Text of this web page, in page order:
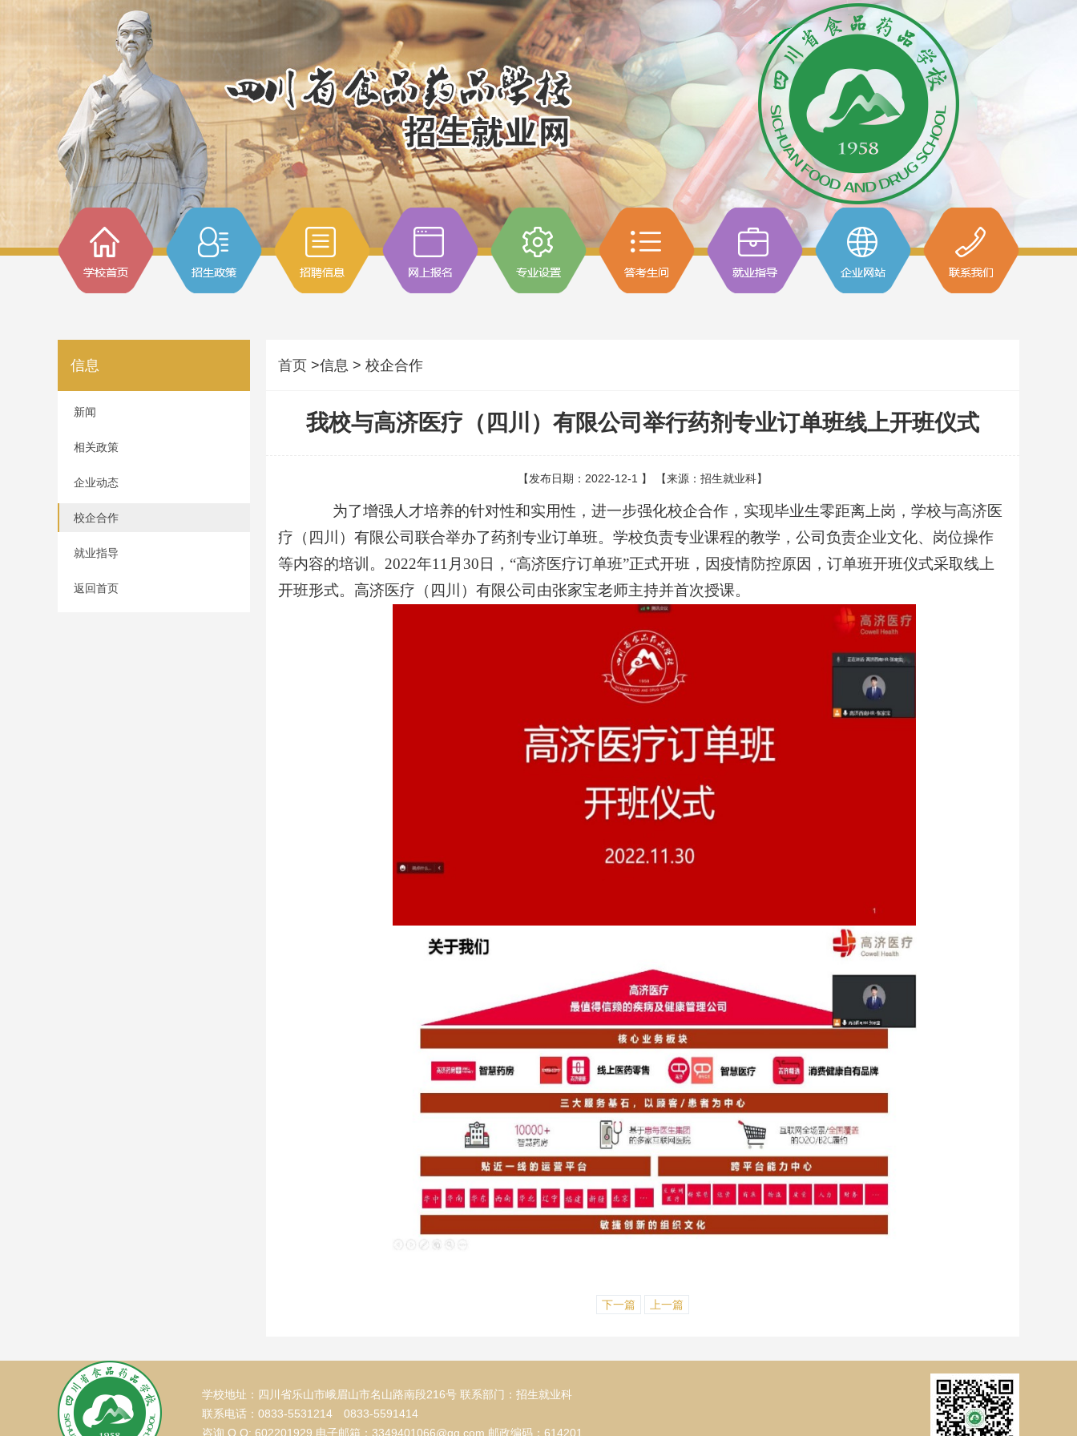
信息
新闻
相关政策
企业动态
校企合作
就业指导
返回首页
首页 >信息 > 校企合作
我校与高济医疗（四川）有限公司举行药剂专业订单班线上开班仪式
【发布日期：2022-12-1 】 【来源：招生就业科】
为了增强 人才培养的针对性和实用性， 进一步强化校企合作，实现毕业生零距离上岗 ， 学校与高济医
疗（四川）有限公司联合举办了药剂专业订单班。学校负责专业课程的教学， 公司负责企业文化、 岗位操作
等内容的培训 。 2022年11月30日，“高济医疗订单班”正式开班 ，因疫情防控原因，订单班开班仪式采取线上
开班形式。高济医疗（四川）有限公司由张家宝老师主持并首次授课。
下一篇 上一篇
学校地址：四川省乐山市峨眉山市名山路南段216号 联系部门：招生就业科
联系电话：0833-5531214 0833-5591414
咨询 Q Q: 602201929 电子邮箱：3349401066@qq.com 邮政编码：614201